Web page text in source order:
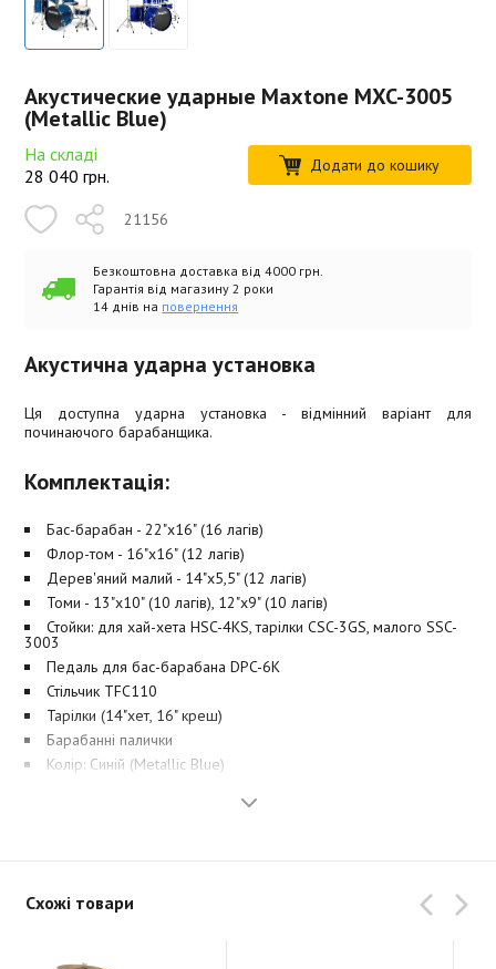
Акустические ударные Maxtone MXC-3005
(Metallic Blue)
На складі
28 040 грн. Додати до кошику
21156
Безкоштовна доставка від 4000 грн.
Гарантія від магазину 2 роки
14 днів на повернення
Акустична ударна установка
Ця доступна ударна установка - відмінний варіант для
починаючого барабанщика.
Комплектація:
Бас-барабан - 22"x16" (16 лагів)
Флор-том - 16"x16" (12 лагів)
Дерев'яний малий - 14"x5,5" (12 лагів)
Томи - 13"x10" (10 лагів), 12"x9" (10 лагів)
Стойки: для хай-хета HSC-4KS, тарілки CSC-3GS, малого SSC-
3003
Педаль для бас-барабана DPC-6K
Стільчик TFC110
Тарілки (14"хет, 16" креш)
Барабанні палички
Колір: Синій (Metallic Blue)
Схожі товари